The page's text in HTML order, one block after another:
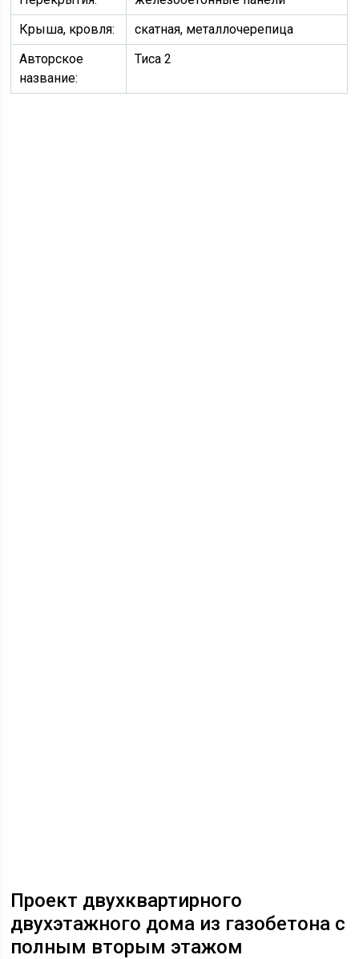
Крыша, кровля:
скатная, металлочерепица
Авторское
название:
Тиса 2
Проект двухквартирного
двухэтажного дома из газобетона с
полным вторым этажом